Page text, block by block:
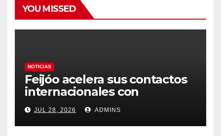
YOU MISSED
NOTICIAS
Feijóo acelera sus contactos
internacionales con
Latinoamérica como socio
prioritario en su agenda de
gobierno
JUL 28, 2026 ADMINS